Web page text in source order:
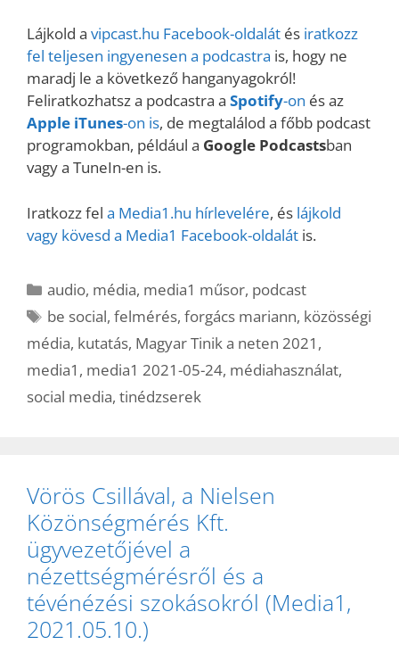
Lájkold a vipcast.hu Facebook-oldalát és iratkozz
fel teljesen ingyenesen a podcastra is, hogy ne
maradj le a következő hanganyagokról!
Feliratkozhatsz a podcastra a Spotify-on és az
Apple iTunes-on is, de megtalálod a főbb podcast
programokban, például a Google Podcastsban
vagy a TuneIn-en is.
Iratkozz fel a Media1.hu hírlevelére, és lájkold
vagy kövesd a Media1 Facebook-oldalát is.
Kategória
audio, média, media1 műsor, podcast
Címkék
be social,felmérés,forgács mariann, közösségi
média, kutatás, Magyar Tinik a neten 2021 ,
media1 , media1 2021-05-24, médiahasználat,
social media, tinédzserek
Vörös Csillával, a Nielsen
Közönségmérés Kft.
ügyvezetőjével a
nézettségmérésről és a
tévénézési szokásokról (Media1,
2021.05.10.)